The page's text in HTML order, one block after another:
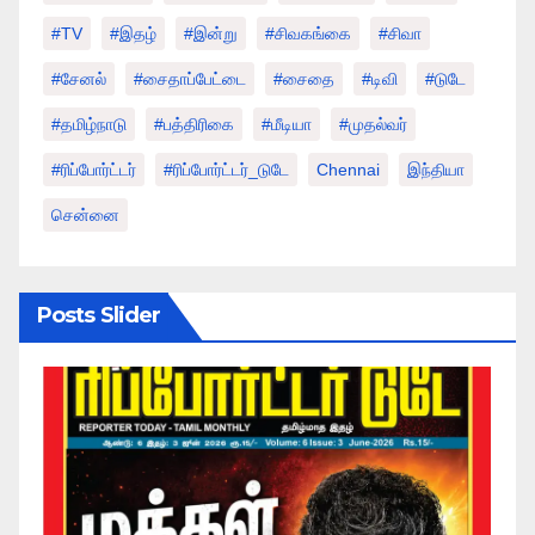
#TV #இதழ் #இன்று #சிவகங்கை #சிவா
#சேனல் #சைதாப்பேட்டை #சைதை #டிவி #டுடே
#தமிழ்நாடு #பத்திரிகை #மீடியா #முதல்வர்
#ரிப்போர்ட்டர் #ரிப்போர்ட்டர்_டுடே Chennai இந்தியா
சென்னை
Posts Slider